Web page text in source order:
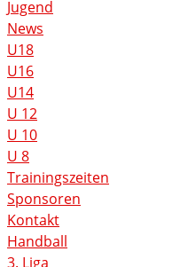
Jugend
News
U18
U16
U14
U 12
U 10
U 8
Trainingszeiten
Sponsoren
Kontakt
Handball
3. Liga